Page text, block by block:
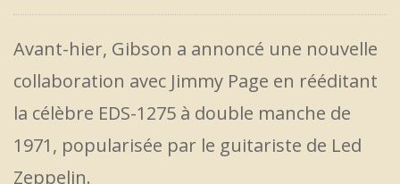
Avant-hier, Gibson a annoncé une nouvelle
collaboration avec Jimmy Page en rééditant
la célèbre EDS-1275 à double manche de
1971, popularisée par le guitariste de Led
Zeppelin.